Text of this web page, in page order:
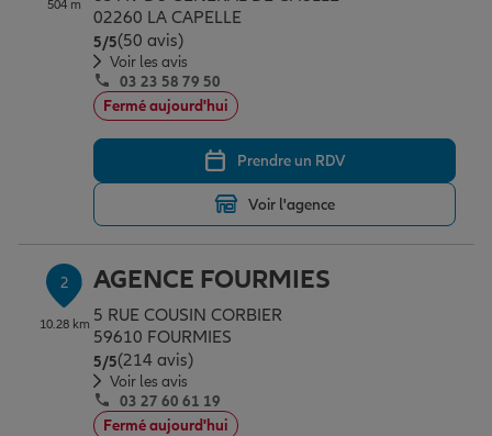
Assurance emprunteur
Prévoyance et dépendance
Assurance animal de compagnie
Protection de la famille
Protection juridique
Épargne & retraite
Plan épargne retraite
Assurance vie
Placements financiers
Investissements immobiliers
Transmission
Vos projets
Partir en vacances
Déménager
Changer de voiture
Départ à la retraite
Conseil assurance
Outre-mer
Assurance auto
Assurance habitation
Professionnels
Allianz en France
504 m
02260 LA CAPELLE
5/5Note de 5 sur 5
(50 avis)
Voir les avis
03 23 58 79 50
Fermé aujourd'hui
Prendre un RDV
Voir l'agence
2
10.28 km
AGENCE FOURMIES
5 RUE COUSIN CORBIER
59610 FOURMIES
5/5Note de 5 sur 5
(214 avis)
Voir les avis
03 27 60 61 19
Fermé aujourd'hui